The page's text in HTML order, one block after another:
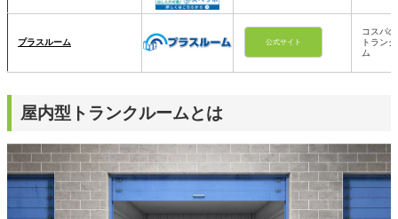
プラスルーム 公式サイト
コスパ
トラン
ム
屋内型トランクルームとは